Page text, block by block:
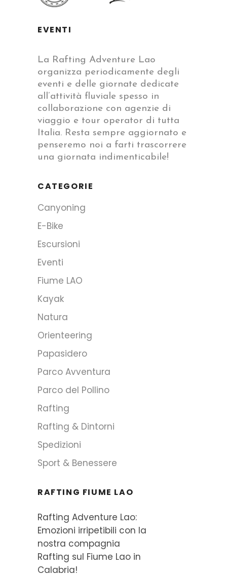
EVENTI
La Rafting Adventure Lao
organizza periodicamente degli
eventi e delle giornate dedicate
all’attività fluviale spesso in
collaborazione con agenzie di
viaggio e tour operator di tutta
Italia. Resta sempre aggiornato e
penseremo noi a farti trascorrere
una giornata indimenticabile!
CATEGORIE
Canyoning
E-Bike
Escursioni
Eventi
Fiume LAO
Kayak
Natura
Orienteering
Papasidero
Parco Avventura
Parco del Pollino
Rafting
Rafting & Dintorni
Spedizioni
Sport & Benessere
RAFTING FIUME LAO
Rafting Adventure Lao:
Emozioni irripetibili con la
nostra compagnia
Rafting sul Fiume Lao in
Calabria!